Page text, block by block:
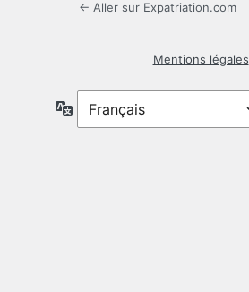
← Aller sur Expatriation.com
Mentions légales
Langue